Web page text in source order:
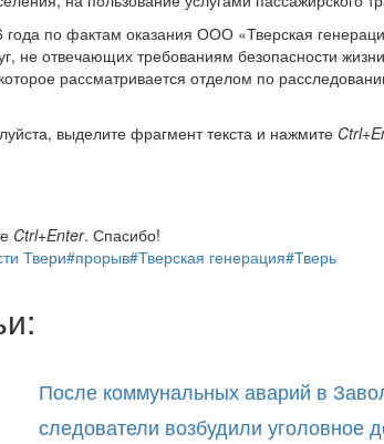
по фактам оказания ООО «Тверская
не отвечающих требованиям безопасности
рассматривается отделом по
выделите фрагмент текста и нажмите
Ctrl+Enter. Спасибо!
Твери#прорыв#Тверская генерация#Тверь
После коммунальных аварий в
следователи возбудили уголовное